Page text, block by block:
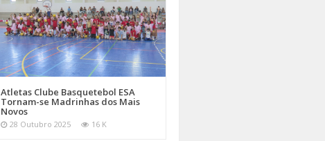
Atletas Clube Basquetebol ESA
Tornam-se Madrinhas dos Mais
Novos
28 Outubro 2025 16 K